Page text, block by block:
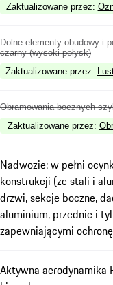
Zaktualizowane przez:
Dolne elementy obudowy i
czarny (wysoki połysk)
Zaktualizowane przez:
Obramowania bocznych
Zaktualizowane przez:
Nadwozie: w pełni
konstrukcji (ze stali i
drzwi, sekcje boczne,
aluminium, przednie i
zapewniającymi
Aktywna aerodynamika